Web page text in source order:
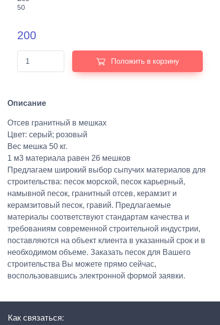
50
200
Положить в корзину
Описание
Отсев гранитный в мешках
Цвет: серый; розовый
Вес мешка 50 кг.
1 м3 материала равен 26 мешков
Предлагаем широкий выбор сыпучих материалов для
строительства: песок морской, песок карьерный,
намывной песок, гранитный отсев, керамзит и
керамзитовый песок, гравий. Предлагаемые
материалы соответствуют стандартам качества и
требованиям современной строительной индустрии,
поставляются на объект клиента в указанный срок и в
необходимом объеме. Заказать песок для Вашего
строительства Вы можете прямо сейчас,
воспользовавшись электронной формой заявки.
Как связаться: